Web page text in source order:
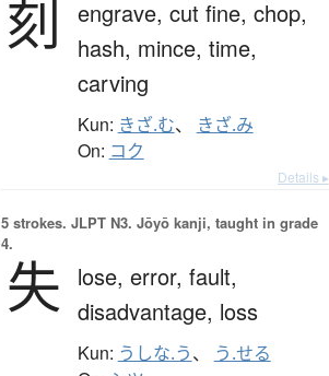
刻 engrave, cut fine, chop,
hash, mince, time,
carving
Kun: きざ.む、 きざ.み
On: コク
Details ▸
5 strokes. JLPT N3. Jōyō kanji, taught in grade
4.
失 lose, error, fault,
disadvantage, loss
Kun: うしな.う、 う.せる